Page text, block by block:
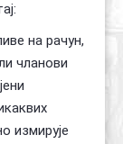
на рачун,
чланови
измирује